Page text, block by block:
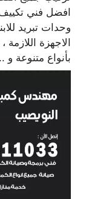
افضل فني
وحدات تبريد
الاجهزة
بأنواع متنوعة و